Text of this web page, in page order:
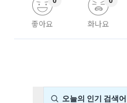
좋아요 화나요